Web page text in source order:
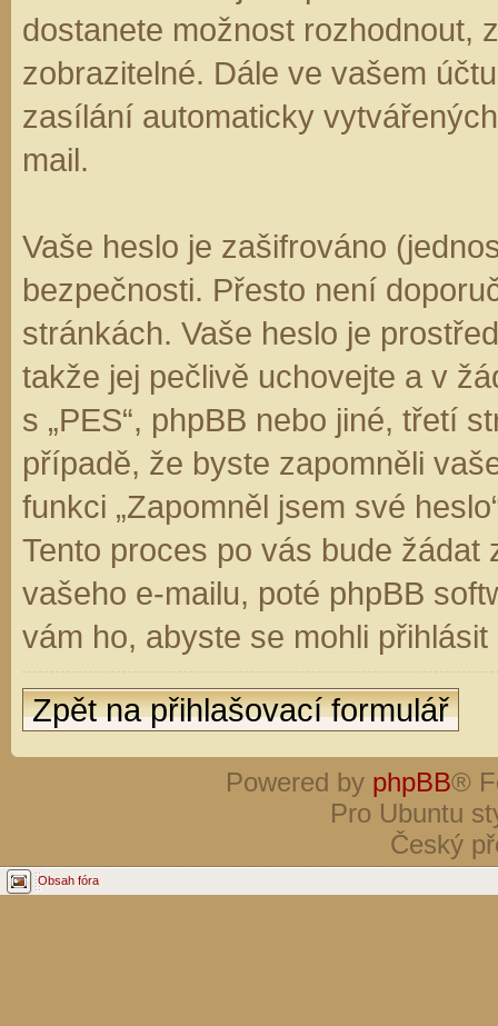
dostanete možnost rozhodnout,
zobrazitelné. Dále ve vašem
zasílání automaticky
mail.
Vaše heslo je zašifrováno
bezpečnosti. Přesto není
stránkách. Vaše heslo je
takže jej pečlivě uchovejte a v
s „PES“, phpBB nebo jiné, třetí
případě, že byste zapomněli
funkci „Zapomněl jsem své
Tento proces po vás bude
vašeho e-mailu, poté phpBB
vám ho, abyste se mohli
Zpět na přihlašovací formulář
Powered by phpBB®
Pro Ubuntu
Český
Obsah fóra